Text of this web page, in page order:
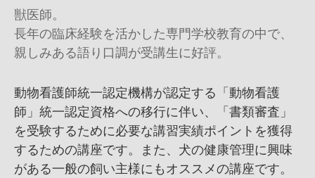
獣医師。
長年の臨床経験を活かした専門学校教育の中で、
親しみある語り口調が受講生に好評。
動物看護師統一認定機構が認定する「動物看護
師」統一認定資格への移行に伴い、「書類審査」
を受験するために必要な講習実績ポイントを獲得
するための講座です。また、犬の健康管理に興味
がある一般の飼い主様にもオススメの講座です。